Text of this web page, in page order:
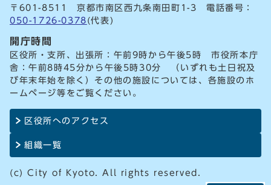
〒601-8511 京都市南区西九条南田町1-3 電話番号：
050-1726-0378 (代表)
開庁時間
区役所・支所、出張所：午前9時から午後5時 市役所本庁
舎：午前8時45分から午後5時30分 （いずれも土日祝及
び年末年始を除く）その他の施設については、各施設のホ
ームページ等をご覧ください。
区役所へのアクセス
組織一覧
(c) City of Kyoto. All rights reserved.